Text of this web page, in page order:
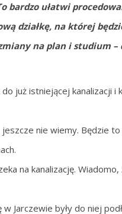
bardzo ułatwi
działkę, na której
na plan i studium
już istniejącej kanalizacji i
nie wiemy. Będzie to
na kanalizację.
Jarczewie były do niej